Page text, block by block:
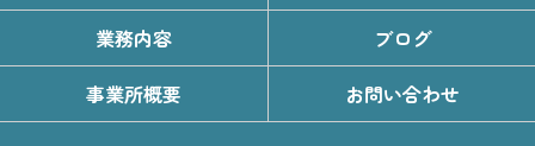
業務内容
ブログ
事業所概要
お問い合わせ